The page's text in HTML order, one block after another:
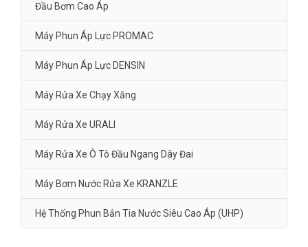
Đầu Bơm Cao Áp
Máy Phun Áp Lực PROMAC
Máy Phun Áp Lực DENSIN
Máy Rửa Xe Chạy Xăng
Máy Rửa Xe URALI
Máy Rửa Xe Ô Tô Đầu Ngang Dây Đai
Máy Bơm Nước Rửa Xe KRANZLE
Hệ Thống Phun Bắn Tia Nước Siêu Cao Áp (UHP)